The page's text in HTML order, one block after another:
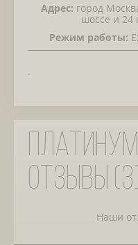
Адрес: город
шоссе и 24
Режим работы:
.
отзывы
Наши